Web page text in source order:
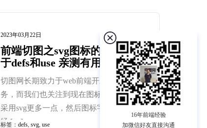
2023年03月22日
前端切图之svg图标的复用基
于defs和use 亲测有用
切图网长期致力于web前端开发外包服
务，而我们也关注到现在图标很多时候
采用svg更多一点，然后图标字体文件已
经 […]
标签： defs, svg, use
16年前端经验
加微信好友直接沟通